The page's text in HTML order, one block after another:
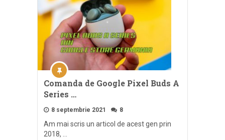
Comanda de Google Pixel Buds A
Series …
8 septembrie 2021 8
Am mai scris un articol de acest gen prin
2018, …